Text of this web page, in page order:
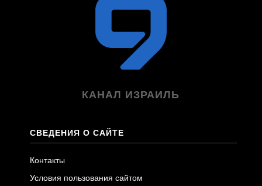
КАНАЛ ИЗРАИЛЬ
СВЕДЕНИЯ О САЙТЕ
Контакты
Условия пользования сайтом